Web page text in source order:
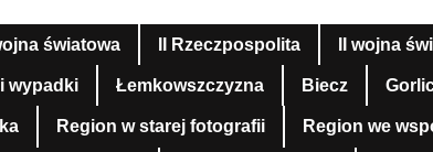
światowa II Rzeczpospolita II wojna
wypadki Łemkowszczyzna Biecz
Region w starej fotografii Region we